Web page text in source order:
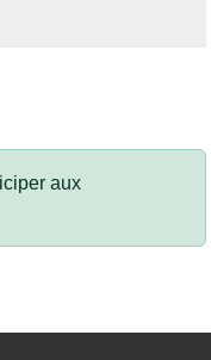
aux